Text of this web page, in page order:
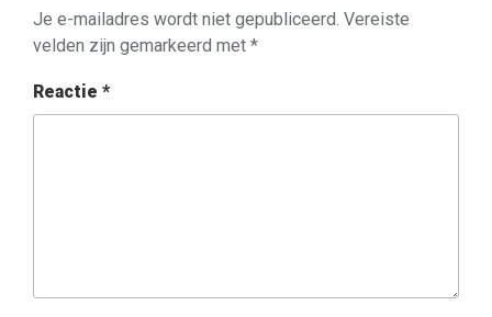
Je e-mailadres wordt niet gepubliceerd. Vereiste
velden zijn gemarkeerd met *
Reactie *